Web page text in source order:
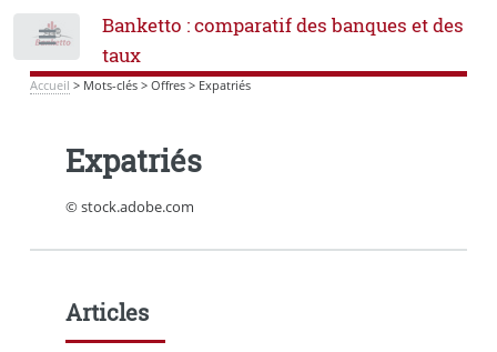
Banketto : comparatif des banques et des
taux
Accueil > Mots-clés> Offres> Expatriés
Expatriés
© stock.adobe.com
Articles